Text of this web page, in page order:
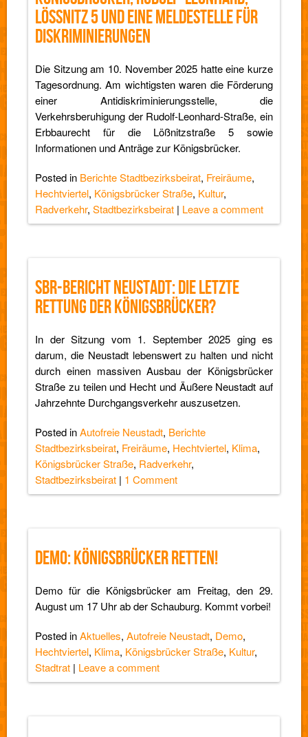
LÖSSNITZ 5 UND EINE MELDESTELLE FÜR D
ISKRIMINIERUNGEN
Die Sitzung am 10. November 2025 hatte eine kurze
Tagesordnung. Am wichtigsten waren die Förderung
einer Antidiskriminierungsstelle, die
Verkehrsberuhigung der Rudolf-Leonhard-Straße, ein
Erbbaurecht für die Lößnitzstraße 5 sowie
Informationen und Anträge zur Königsbrücker.
Posted in Berichte Stadtbezirksbeirat, Freiräume,
Hechtviertel, Königsbrücker Straße, Kultur,
Radverkehr, Stadtbezirksbeirat | Leave a comment
SBR-BERICHT NEUSTADT: DIE LETZTE
RETTUNG DER KÖNIGSBRÜCKER?
In der Sitzung vom 1. September 2025 ging es
darum, die Neustadt lebenswert zu halten und nicht
durch einen massiven Ausbau der Königsbrücker
Straße zu teilen und Hecht und Äußere Neustadt auf
Jahrzehnte Durchgangsverkehr auszusetzen.
Posted inAutofreie Neustadt, Berichte
Stadtbezirksbeirat, Freiräume, Hechtviertel, Klima,
Königsbrücker Straße, Radverkehr,
Stadtbezirksbeirat | 1 Comment
DEMO: KÖNIGSBRÜCKER RETTEN!
Demo für die Königsbrücker am Freitag, den 29.
August um 17 Uhr ab der Schauburg. Kommt vorbei!
Posted inAktuelles, Autofreie Neustadt, Demo,
Hechtviertel, Klima, Königsbrücker Straße, Kultur,
Stadtrat | Leave a comment